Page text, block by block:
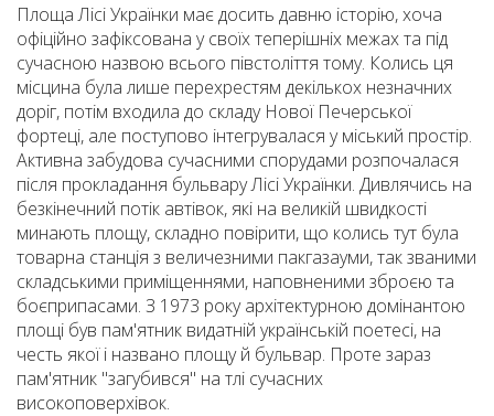
Площа Лісі Українки має досить давню історію, хоча
офіційно зафіксована у своїх теперішніх межах та під
сучасною назвою всього півстоліття тому. Колись ця
місцина була лише перехрестям декількох незначних
доріг, потім входила до складу Нової Печерської
фортеці, але поступово інтегрувалася у міський простір.
Активна забудова сучасними спорудами розпочалася
після прокладання бульвару Лісі Українки. Дивлячись на
безкінечний потік автівок, які на великій швидкості
минають площу, складно повірити, що колись тут була
товарна станція з величезними пакгазауми, так званими
складськими приміщеннями, наповненими зброєю та
боєприпасами. З 1973 року архітектурною домінантою
площі був пам'ятник видатній українській поетесі, на
честь якої і названо площу й бульвар. Проте зараз
пам'ятник "загубився" на тлі сучасних
високоповерхівок.